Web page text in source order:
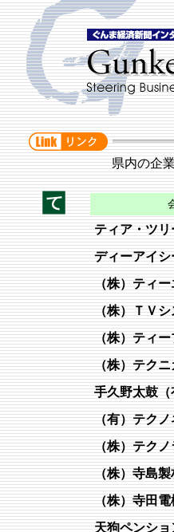
県内の企
ティア・ツリ
ディーアイシ
（株）ティー
（株）ＴＶシ
（株）ティー
（株）テクニ
手久野太鼓（
（有）テクノ
（株）テク
（株）寺島製
（株）寺田電
天狗ペンショ